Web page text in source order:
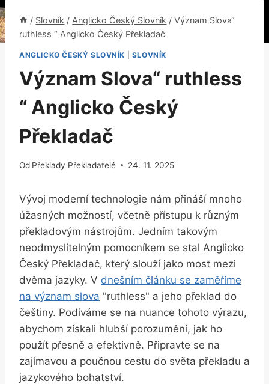
/ Slovník / Anglicko Český Slovník / Význam Slova“
ruthless “ Anglicko Český Překladač
ANGLICKO ČESKÝ SLOVNÍK SLOVNÍK
Význam Slova“ ruthless
“ Anglicko Český
Překladač
Od Překlady Překladatelé 24. 11. 2025
Vývoj moderní technologie nám přináší mnoho
úžasných možností, včetně přístupu k různým
překladovým nástrojům. Jedním takovým
neodmyslitelným pomocníkem se stal Anglicko
Český Překladač, který slouží jako most mezi
dvěma jazyky. V dnešním článku se zaměříme
na význam slova "ruthless" a jeho překlad do
češtiny. Podíváme se na nuance tohoto výrazu,
abychom získali hlubší porozumění, jak ho
použít přesně a efektivně. Připravte se na
zajímavou a poučnou cestu do světa překladu a
jazykového bohatství.